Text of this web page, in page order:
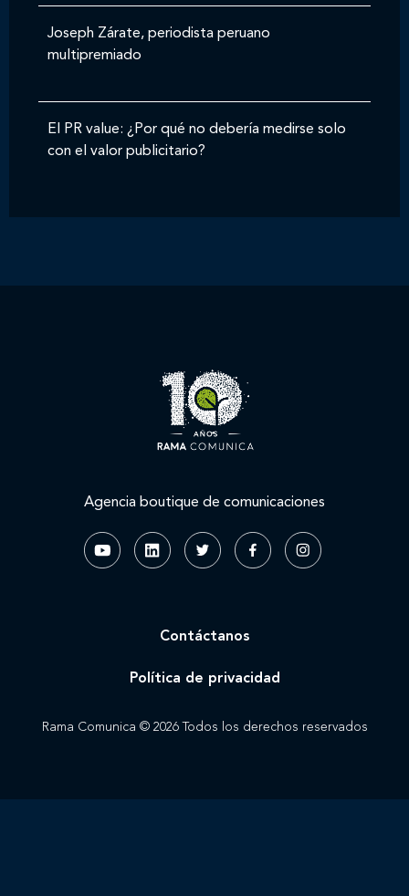
Joseph Zárate, periodista peruano
multipremiado
El PR value: ¿Por qué no debería medirse solo
con el valor publicitario?
Agencia boutique de comunicaciones
Rama Comunica © 2026 Todos los derechos reservados
Contáctanos
Política de privacidad